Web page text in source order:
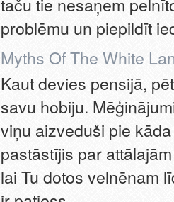
problēmu un piepildīt
Myths Of The White
Kaut devies pensijā,
savu hobiju.
viņu aizveduši pie
pastāstījis par
lai Tu dotos velnēnam